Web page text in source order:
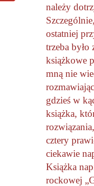
należy
ostatniej
trzeba
książkowe
mną nie
gdzieś w
książka,
cztery
ciekawie
Książka
rockowej